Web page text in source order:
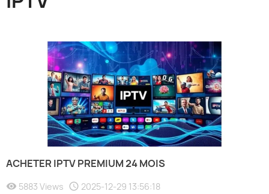
ACHETER IPTV PREMIUM 24 MOIS
5883 Views 2025-12-29 13:56:18